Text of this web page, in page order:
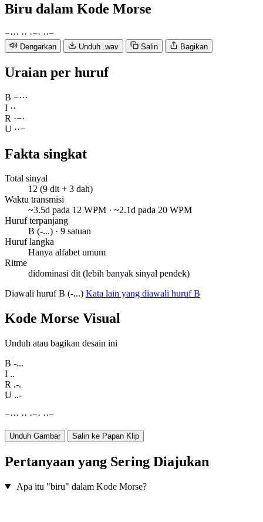
Biru dalam Kode Morse
−··· ·· ·−· ··−
Dengarkan Unduh .wav Salin Bagikan
Uraian per huruf
B −···
I ··
R ·−·
U ··−
Fakta singkat
Total sinyal
12 (9 dit + 3 dah)
Waktu transmisi
~3.5d pada 12 WPM · ~2.1d pada 20 WPM
Huruf terpanjang
B (-...) · 9 satuan
Huruf langka
Hanya alfabet umum
Ritme
didominasi dit (lebih banyak sinyal pendek)
Diawali huruf B (-...) Kata lain yang diawali huruf B
Kode Morse Visual
Unduh atau bagikan desain ini
B -...
I ..
R .-.
U ..-
−··· ·· ·−· ··−
Unduh Gambar Salin ke Papan Klip
Pertanyaan yang Sering Diajukan
Apa itu "biru" dalam Kode Morse?